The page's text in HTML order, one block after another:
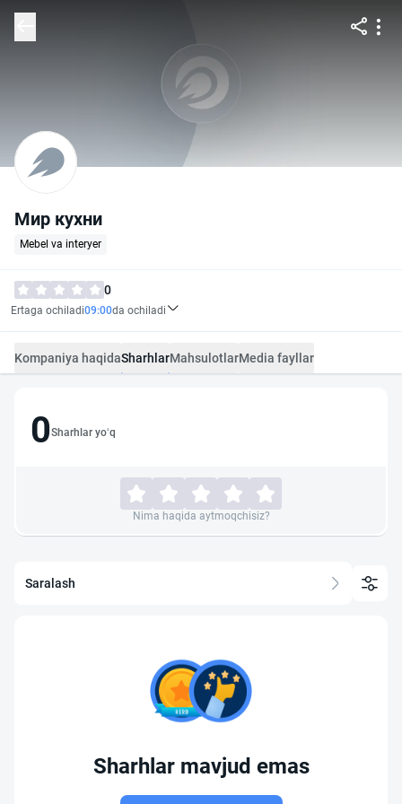
Мир кухни
Mebel va interyer
0
Ertaga ochiladi09:00da ochiladi
Kompaniya haqidaSharhlarMahsulotlarMedia fayllar
0Sharhlar yo‘q
Nima haqida aytmoqchisiz?
Saralash
Sharhlar mavjud emas